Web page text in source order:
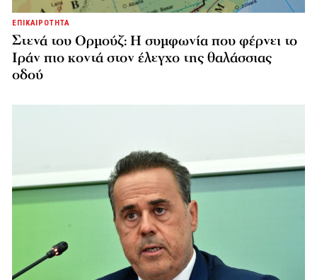
ΕΠΙΚΑΙΡΟΤΗΤΑ
Στενά του Ορμούζ: Η συμφωνία που φέρνει το
Ιράν πιο κοντά στον έλεγχο της θαλάσσιας
οδού